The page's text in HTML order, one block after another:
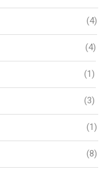
(4)
(4)
(1)
(3)
(1)
(8)